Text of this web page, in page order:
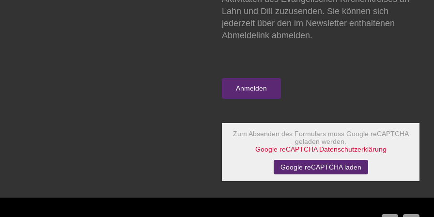
Lahn und Dill zuzusenden. Sie können sich
jederzeit über den im Newsletter enthaltenen
Abmeldelink abmelden.
Zum Absenden des Formulars muss Google reCAPTCHA
geladen werden.
Google reCAPTCHA Datenschutzerklärung
Google reCAPTCHA laden